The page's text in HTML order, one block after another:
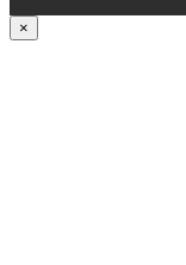
×